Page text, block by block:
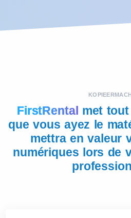
FirstRental met
que vous ayez le
mettra en valeur
numériques lors de